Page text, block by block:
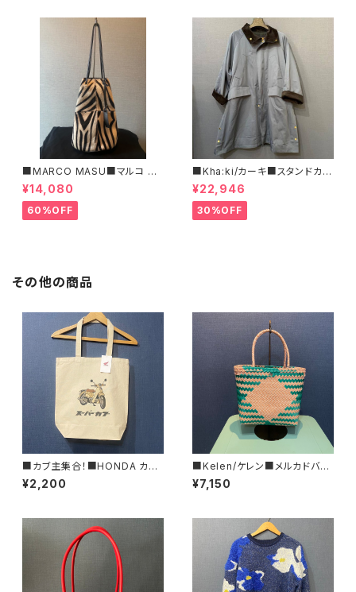
■MARCO MASU■マルコ マ
ージ■ハラコ・ゼブラ柄巾着BA
G■程よいサイズで可愛い
¥14,080
60%OFF
■Kha:ki/カーキ■スタンドカラ
ー・コート■
¥22,946
30%OFF
その他の商品
■カブ主集合！■HONDA カブ
Tプリント・キャンバストートバッ
グ■GIFTにもオススメ
¥2,200
■Kelen/ケレン■メルカドバッ
グ■KLM25SAC1032
¥7,150